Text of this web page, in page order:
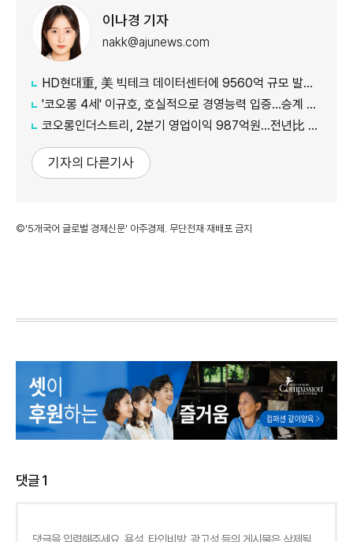
이나경 기자
nakk@ajunews.com
HD현대重, 美 빅테크 데이터센터에 9560억 규모 발전설비 공급
'코오롱 4세' 이규호, 호실적으로 경영능력 입증…승계 기반 강화
코오롱인더스트리, 2분기 영업이익 987억원...전년比 118% 증가
기자의 다른기사
©'5개국어 글로벌 경제신문' 아주경제. 무단전재·재배포 금지
댓글1